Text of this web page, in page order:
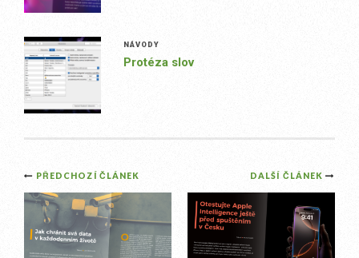
NÁVODY
Protéza slov
Post
navigation
DALŠÍ ČLÁNEK
PŘEDCHOZÍ ČLÁNEK